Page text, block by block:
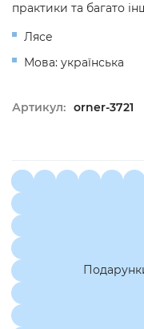
практики та багато
Лясе
Мова: українська
Артикул: orner-3721